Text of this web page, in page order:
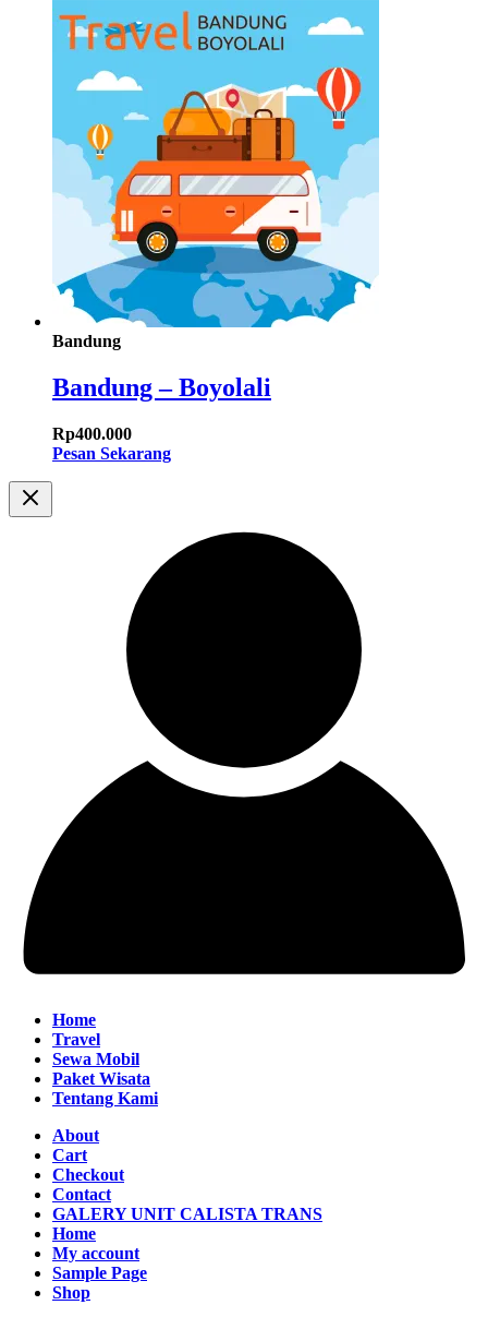
Bandung
Bandung – Boyolali
Rp400.000
Pesan Sekarang
Home
Travel
Sewa Mobil
Paket Wisata
Tentang Kami
About
Cart
Checkout
Contact
GALERY UNIT CALISTA TRANS
Home
My account
Sample Page
Shop